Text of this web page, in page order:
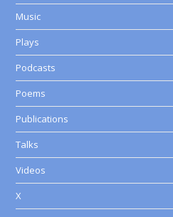
Music
Plays
Podcasts
Poems
Publications
Talks
Videos
X